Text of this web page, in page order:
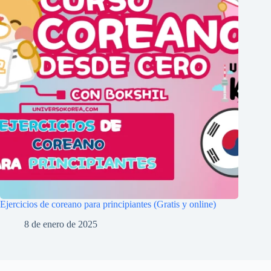
Ejercicios de coreano para principiantes (Gratis y online)
8 de enero de 2025